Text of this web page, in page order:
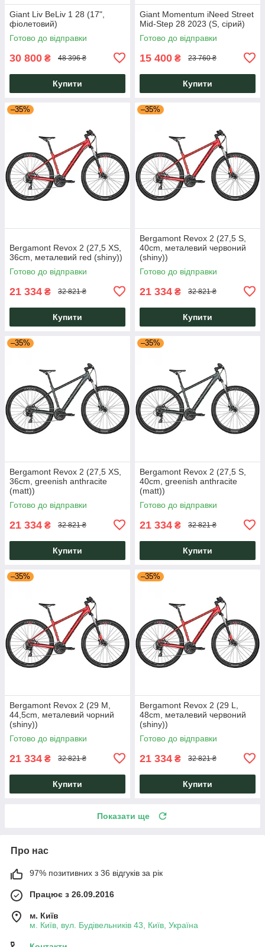
Giant Liv BeLiv 1 28 (17",
фіолетовий)
Готово до відправки
30 800 ₴ 48 396 ₴
Купити
Giant Momentum iNeed Street
Mid-Step 28 2023 (S, сірий)
Готово до відправки
15 400 ₴ 23 760 ₴
Купити
–35%
Bergamont Revox 2 (27,5 XS,
36cm, металевий red (shiny))
Готово до відправки
21 334 ₴ 32 821 ₴
Купити
–35%
Bergamont Revox 2 (27,5 S,
40cm, металевий червоний
(shiny))
Готово до відправки
21 334 ₴ 32 821 ₴
Купити
–35%
Bergamont Revox 2 (27,5 XS,
36cm, greenish anthracite
(matt))
Готово до відправки
21 334 ₴ 32 821 ₴
Купити
–35%
Bergamont Revox 2 (27,5 S,
40cm, greenish anthracite
(matt))
Готово до відправки
21 334 ₴ 32 821 ₴
Купити
–35%
Bergamont Revox 2 (29 M,
44,5cm, металевий чорний
(shiny))
Готово до відправки
21 334 ₴ 32 821 ₴
Купити
–35%
Bergamont Revox 2 (29 L,
48cm, металевий червоний
(shiny))
Готово до відправки
21 334 ₴ 32 821 ₴
Купити
Показати ще
Про нас
97% позитивних з 36 відгуків за рік
Працює з 26.09.2016
м. Київ
м. Київ, вул. Будівельників 43, Київ, Україна